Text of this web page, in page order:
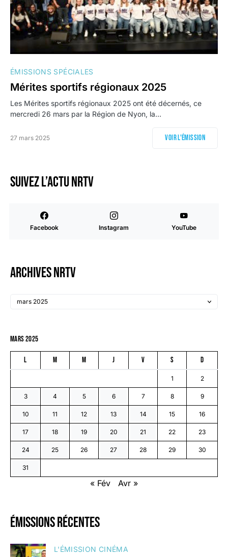
ÉMISSIONS SPÉCIALES
Mérites sportifs régionaux 2025
Les Mérites sportifs régionaux 2025 ont été décernés, ce
mercredi 26 mars par la Région de Nyon, la…
27 mars 2025 Voir l'émission
Suivez l’actu NRTV
Facebook Instagram YouTube
Archives NRTV
mars 2025
L M M J V S D
1 2
3 4 5 6 7 8 9
10 11 12 13 14 15 16
17 18 19 20 21 22 23
24 25 26 27 28 29 30
31
« Fév Avr »
émissions récentes
L'ÉMISSION CINÉMA